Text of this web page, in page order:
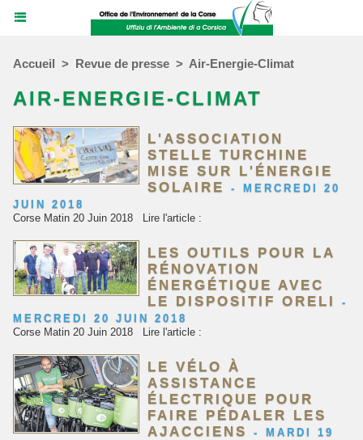
Accueil > Revue de presse > Air-Energie-Climat
AIR-ENERGIE-CLIMAT
L'ASSOCIATION
STELLE TURCHINE
MISE SUR L'ÉNERGIE
SOLAIRE
-
MERCREDI 20
JUIN 2018
Corse Matin 20 Juin 2018 Lire l'article :
LES OUTILS POUR LA
RÉNOVATION
ÉNERGÉTIQUE AVEC
LE DISPOSITIF ORELI
-
MERCREDI 20 JUIN 2018
Corse Matin 20 Juin 2018 Lire l'article :
LE VÉLO À
ASSISTANCE
ÉLECTRIQUE POUR
FAIRE PÉDALER LES
AJACCIENS
-
MARDI 19